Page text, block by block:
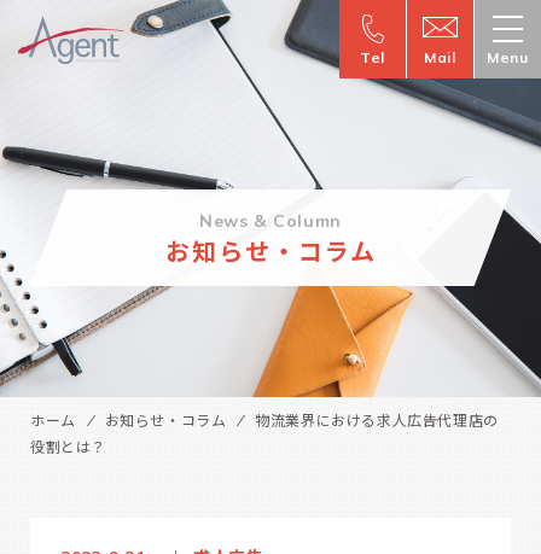
Tel Mail Menu
News & Column
お知らせ・コラム
ホーム お知らせ・コラム
物流業界における求人広告代理店の
役割とは？